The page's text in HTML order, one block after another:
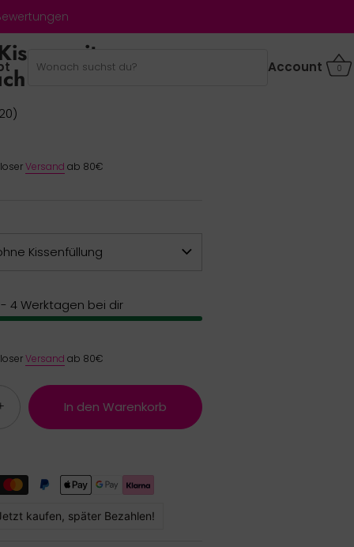
Account 0
mit
Versand ab 80€
Kissenfüllung
4 Werktagen bei dir
Versand ab 80€
In den Warenkorb
kaufen, später Bezahlen!